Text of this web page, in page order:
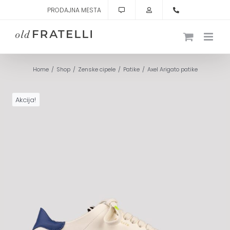
content
PRODAJNA MESTA
Home Shop Zenske cipele Patike Axel Arigato patike
Akcija!